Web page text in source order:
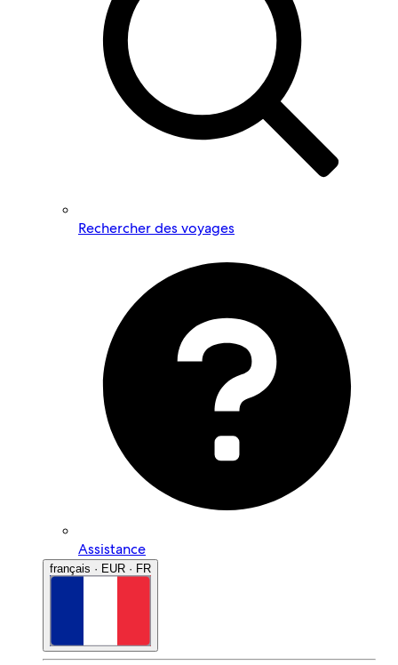
Rechercher des voyages
Assistance
français · EUR · FR